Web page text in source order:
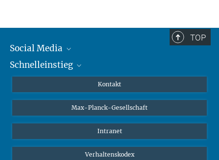
TOP
Social Media
Mastodon
Schnelleinstieg
Studierende
Schüler*innen
Öffentlichkeit
Kontakt
Max-Planck-Gesellschaft
Intranet
Verhaltenskodex